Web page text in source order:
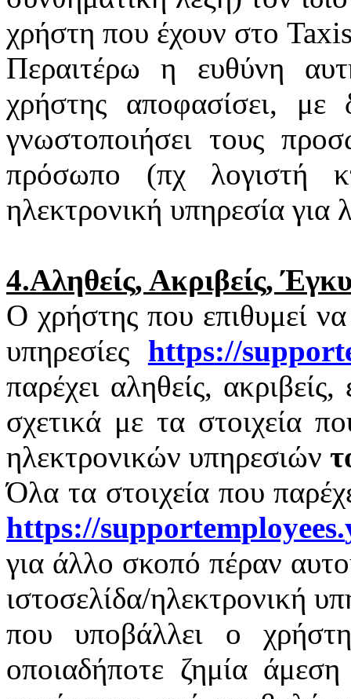
χρήστη που έχουν στο
Περαιτέρω η ευθύνη
χρήστης αποφασίσει, με
γνωστοποιήσει τους
πρόσωπο (πχ λογιστή
ηλεκτρονική υπηρεσία για
4.Αληθείς, Ακριβείς,
Ο χρήστης που επιθυμεί να
υπηρεσίες https://
παρέχει αληθείς,
σχετικά με τα στοιχεία
ηλεκτρονικών υπηρεσιών
Όλα τα στοιχεία που
https://supportemployees.
για άλλο σκοπό πέραν
ιστοσελίδα/ηλεκτρονική
που υποβάλλει ο
οποιαδήποτε ζημία